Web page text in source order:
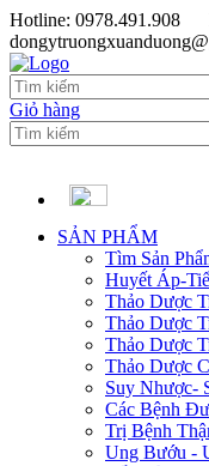
Hotline: 0978.491.908
Giỏ hàng
SẢN PHẨM
Tìm Sản
Huyết Áp-
Thảo Dược
Thảo Dược
Thảo Dược
Thảo Dược
Suy Nhược-
Các Bệnh
Trị Bệnh
Ung Bướu -